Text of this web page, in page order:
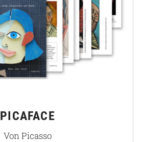
PICAFACE
Von Picasso